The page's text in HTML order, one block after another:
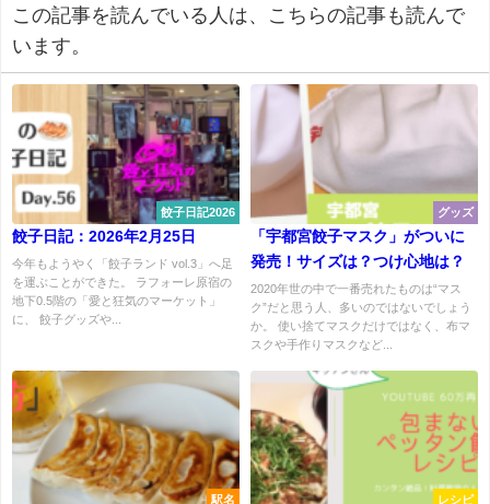
この記事を読んでいる人は、こちらの記事も読んで
います。
餃子日記2026
餃子日記：2026年2月25日
今年もようやく「餃子ランド vol.3」へ足
を運ぶことができた。 ラフォーレ原宿の
地下0.5階の「愛と狂気のマーケット」
に、 餃子グッズや...
グッズ
「宇都宮餃子マスク」がついに
発売！サイズは？つけ心地は？
2020年世の中で一番売れたものは“マス
ク”だと思う人、多いのではないでしょう
か。 使い捨てマスクだけではなく、布マ
スクや手作りマスクなど...
駅名 レシピ